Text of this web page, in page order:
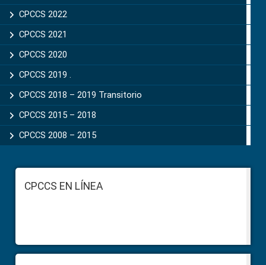
CPCCS 2022
CPCCS 2021
CPCCS 2020
CPCCS 2019 .
CPCCS 2018 – 2019 Transitorio
CPCCS 2015 – 2018
CPCCS 2008 – 2015
FooterCPCCS EN LÍNEA